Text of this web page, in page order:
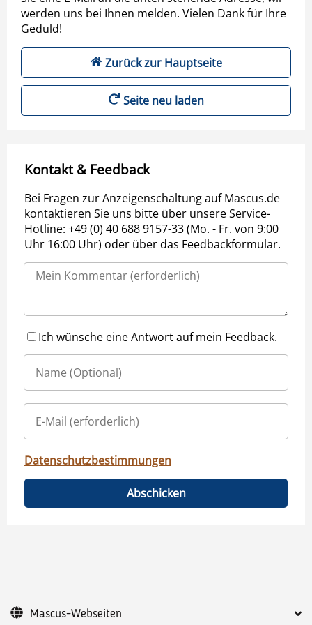
werden uns bei Ihnen melden. Vielen Dank für Ihre
Geduld!
Zurück zur Hauptseite
Seite neu laden
Kontakt & Feedback
Bei Fragen zur Anzeigenschaltung auf Mascus.de
kontaktieren Sie uns bitte über unsere Service-
Hotline: +49 (0) 40 688 9157-33 (Mo. - Fr. von 9:00
Uhr 16:00 Uhr) oder über das Feedbackformular.
Ich wünsche eine Antwort auf mein Feedback.
Datenschutzbestimmungen
Abschicken
Mascus-Webseiten